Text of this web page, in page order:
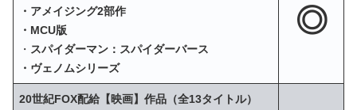
・アメイジング2部作
・MCU版
・ スパイダーマン：スパイダーバース
・ヴェノムシリーズ
◎
20世紀FOX配給【映画】作品（全13タイトル）